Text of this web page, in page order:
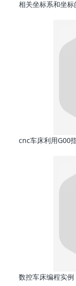
相关坐标系和坐标
cnc车床利用G00
数控车床编程实例